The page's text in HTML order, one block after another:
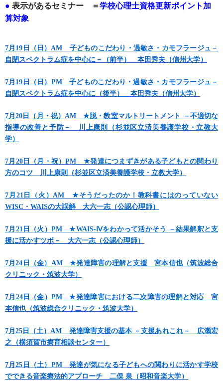
● 表示があるセミナー ＝学校心理士資格更新ポイント加
算対象
7月19日（日）AM 子どものこだわり・過敏さ・カモフラージュ－
自閉スペクトラム症を中心に－（前半） 本田秀夫（信州大学）
7月19日（日）PM 子どものこだわり・過敏さ・カモフラージュ－
自閉スペクトラム症を中心に（後半） 本田秀夫（信州大学）
7月20日（月・祝）AM ★脱・教室マルトリートメント －不適切な
指導の改善と予防－ 川上康則（杉並区立済美養護学校・立教大
学）
7月20日（月・祝）PM ★発達につまずきがある子どもとの関わり
方のコツ 川上康則（杉並区立済美養護学校・立教大学）
7月21日（火）AM ★そうだったのか！教科書にはのっていない
WISC・WAISの大誤解 大六一志（公認心理師）
7月21日（火）PM ★WAIS-Ⅳをわかって活かそう －結果解釈と支
援に活かすツボ－ 大六一志（公認心理師）
7月24日（金）AM ★発達障害の理解と支援 宮本信也（筑波総合
クリニック・筑波大学）
7月24日（金）PM ★発達障害における二次障害の理解と対応 宮
本信也（筑波総合クリニック・筑波大学）
7月25日（土）AM 発達障害支援の基本 －支援あれこれ－ 広瀬宏
之（横須賀市療育相談センター）
7月25日（土）PM 発達が気になる子どもへの関わりに活かす学校
でできる音楽療法的アプローチ 二俣 泉（昭和音楽大学）